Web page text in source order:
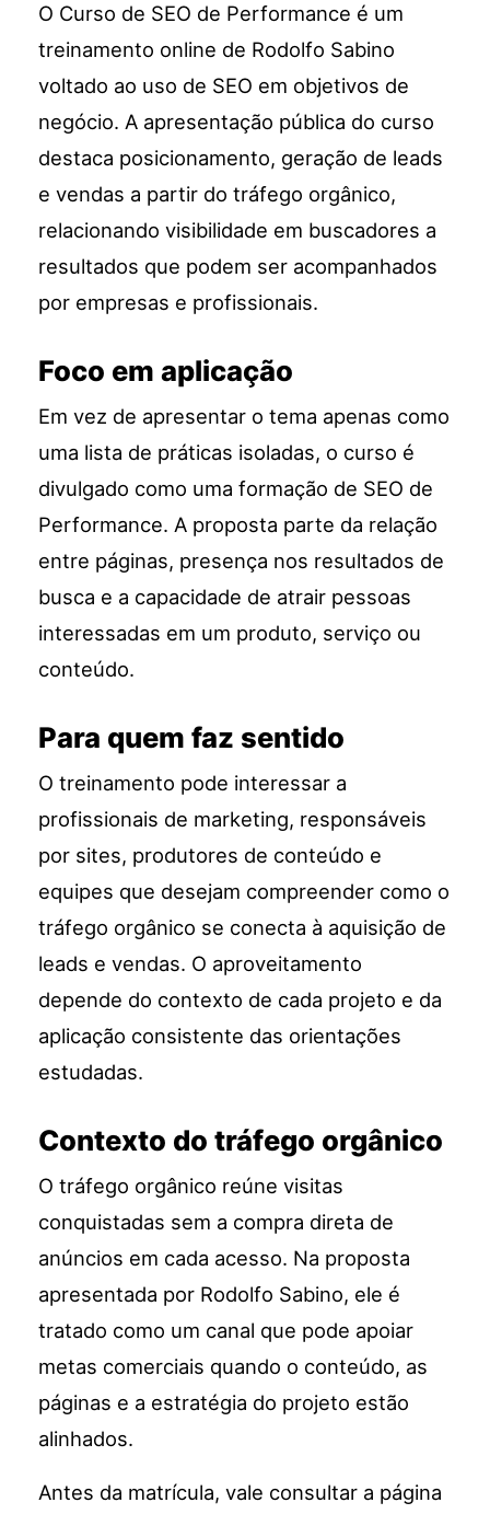
O Curso de SEO de Performance é um
treinamento online de Rodolfo Sabino
voltado ao uso de SEO em objetivos de
negócio. A apresentação pública do curso
destaca posicionamento, geração de leads
e vendas a partir do tráfego orgânico,
relacionando visibilidade em buscadores a
resultados que podem ser acompanhados
por empresas e profissionais.
Foco em aplicação
Em vez de apresentar o tema apenas como
uma lista de práticas isoladas, o curso é
divulgado como uma formação de SEO de
Performance. A proposta parte da relação
entre páginas, presença nos resultados de
busca e a capacidade de atrair pessoas
interessadas em um produto, serviço ou
conteúdo.
Para quem faz sentido
O treinamento pode interessar a
profissionais de marketing, responsáveis
por sites, produtores de conteúdo e
equipes que desejam compreender como o
tráfego orgânico se conecta à aquisição de
leads e vendas. O aproveitamento
depende do contexto de cada projeto e da
aplicação consistente das orientações
estudadas.
Contexto do tráfego orgânico
O tráfego orgânico reúne visitas
conquistadas sem a compra direta de
anúncios em cada acesso. Na proposta
apresentada por Rodolfo Sabino, ele é
tratado como um canal que pode apoiar
metas comerciais quando o conteúdo, as
páginas e a estratégia do projeto estão
alinhados.
Antes da matrícula, vale consultar a página